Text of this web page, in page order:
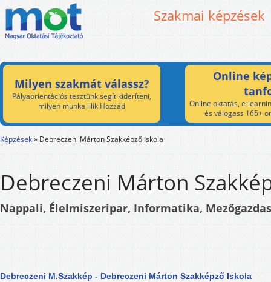
Szakmai képzések
Milyen szakmát válassz?
Pályaorientációs tesztünk segít kideríteni,
milyen munka illik Hozzád
Online
Online oktatás, e-
és válogass 165+
Képzések» Debreczeni Márton Szakképző Iskola
Debreczeni Márton
Nappali, Élelmiszeripar, Informatika,
Debreczeni M.Szakkép - Debreczeni Márton Szakképző Iskola